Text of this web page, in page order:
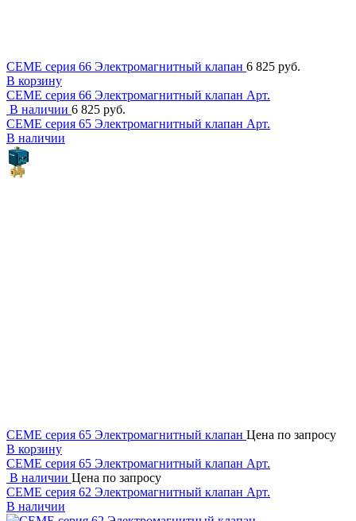
CEME серия 66 Электромагнитный клапан 6 825 руб.
В корзину
CEME серия 66 Электромагнитный клапан Арт.
В наличии 6 825 руб.
CEME серия 65 Электромагнитный клапан Арт.
В наличии
CEME серия 65 Электромагнитный клапан Цена по запросу
В корзину
CEME серия 65 Электромагнитный клапан Арт.
В наличии Цена по запросу
CEME серия 62 Электромагнитный клапан Арт.
В наличии